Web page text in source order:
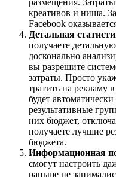
размещения. Затраты
креативов и ниша.
Facebook
Детальная
получаете
досконально
вы разрешите
затраты. Просто
тратить на рекламу
будет
результативные
них бюджет,
получаете лучшие
бюджета.
Информационная
смогут настроить
раньше не